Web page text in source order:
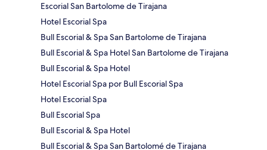
Escorial San Bartolome de Tirajana
Hotel Escorial Spa
Bull Escorial & Spa San Bartolome de Tirajana
Bull Escorial & Spa Hotel San Bartolome de Tirajana
Bull Escorial & Spa Hotel
Hotel Escorial Spa por Bull Escorial Spa
Hotel Escorial Spa
Bull Escorial Spa
Bull Escorial & Spa Hotel
Bull Escorial & Spa San Bartolomé de Tirajana